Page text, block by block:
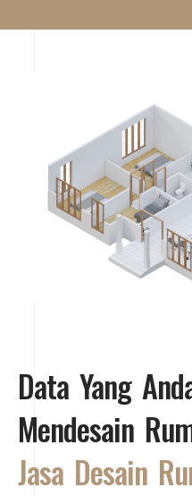
Data Yang
Mendesain
Jasa Desain